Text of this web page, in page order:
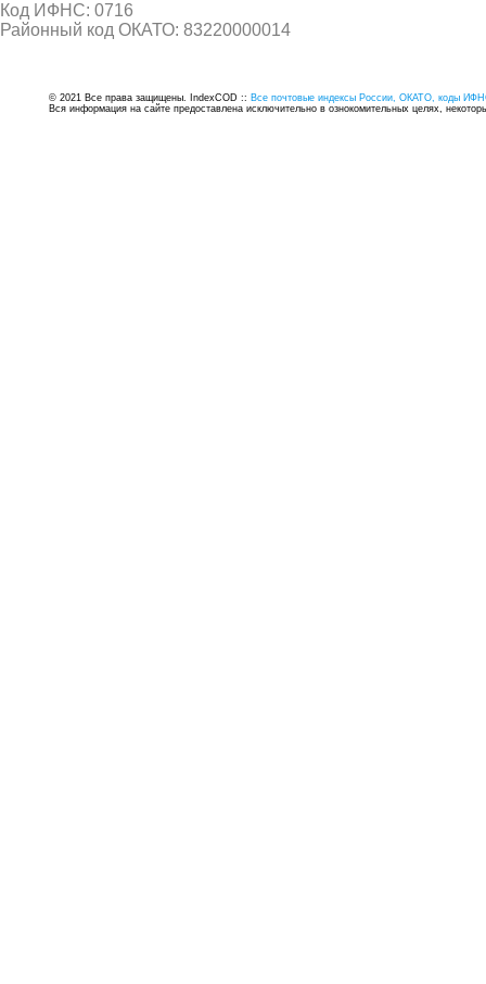
Код ИФНС: 0716
Районный код ОКАТО: 83220000014
© 2021 Все права защищены. IndexCOD :: Все почтовые индексы России, ОКАТО, коды
Вся информация на сайте предоставлена исключительно в ознокомительных целях,